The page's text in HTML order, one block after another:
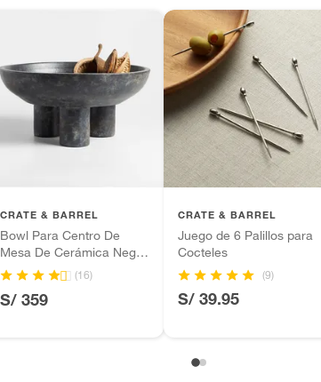
de una sola pieza
tienen:
productos para asfalto, hormigón, albañilería.
productos para asfalto.
tecnología, línea blanca, colchones, muebles,
suplementos alimenticios, vitaminas.
CRATE & BARREL
Bowl Para Centro De
Mesa De Cerámica Negra
De 3 Patas
(16)
S/ 359
CRATE & BARREL
Juego de 6 Palillos para
Cocteles
(9)
S/ 39.95